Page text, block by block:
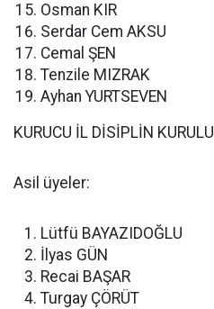
Osman KIR
Serdar Cem AKSU
Cemal ŞEN
Tenzile MIZRAK
Ayhan YURTSEVEN
KURUCU İL DİSİPLİN KURULU
Asil üyeler:
Lütfü BAYAZIDOĞLU
İlyas GÜN
Recai BAŞAR
Turgay ÇÖRÜT